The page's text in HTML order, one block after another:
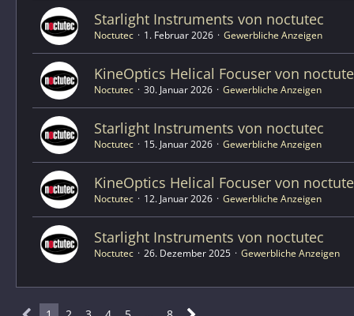
Starlight Instruments von noctutec
Noctutec 1. Februar 2026 Gewerbliche Anzeigen
KineOptics Helical Focuser von
Noctutec 30. Januar 2026 Gewerbliche Anzeigen
Starlight Instruments von noctutec
Noctutec 15. Januar 2026 Gewerbliche Anzeigen
KineOptics Helical Focuser von
Noctutec 12. Januar 2026 Gewerbliche Anzeigen
Starlight Instruments von noctutec
Noctutec 26. Dezember 2025 Gewerbliche Anzeigen